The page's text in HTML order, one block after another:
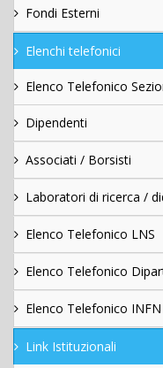
Fondi Esterni
Elenchi telefonici
Elenco Telefonico
Dipendenti
Associati / Borsisti
Laboratori di ricerca /
Elenco Telefonico LNS
Elenco Telefonico
Elenco Telefonico
Link Istituzionali